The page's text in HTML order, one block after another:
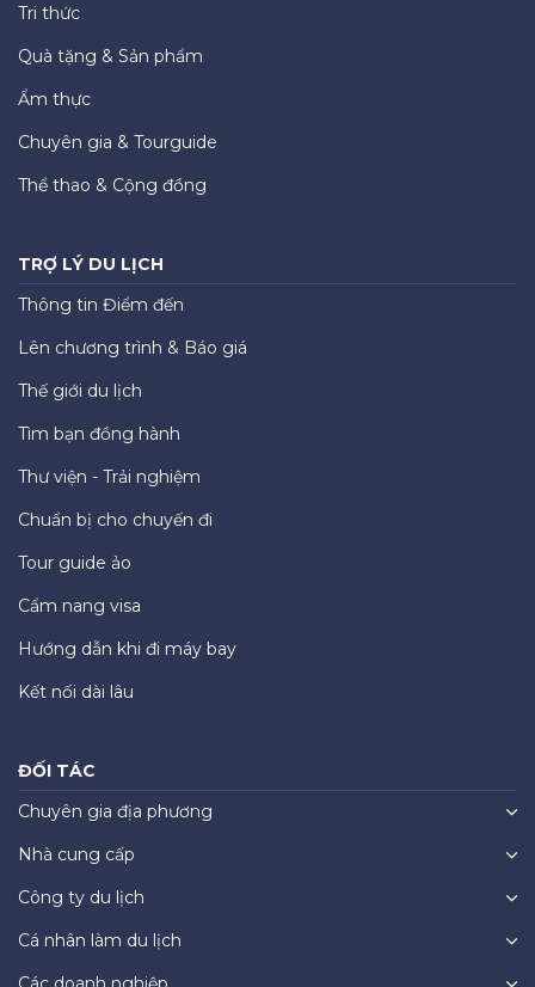
Tri thức
Quà tặng & Sản phẩm
Ẩm thực
Chuyên gia & Tourguide
Thể thao & Cộng đồng
TRỢ LÝ DU LỊCH
Thông tin Điểm đến
Lên chương trình & Báo giá
Thế giới du lịch
Tìm bạn đồng hành
Thư viện - Trải nghiệm
Chuẩn bị cho chuyến đi
Tour guide ảo
Cẩm nang visa
Hướng dẫn khi đi máy bay
Kết nối dài lâu
ĐỐI TÁC
Chuyên gia địa phương
Nhà cung cấp
Công ty du lịch
Cá nhân làm du lịch